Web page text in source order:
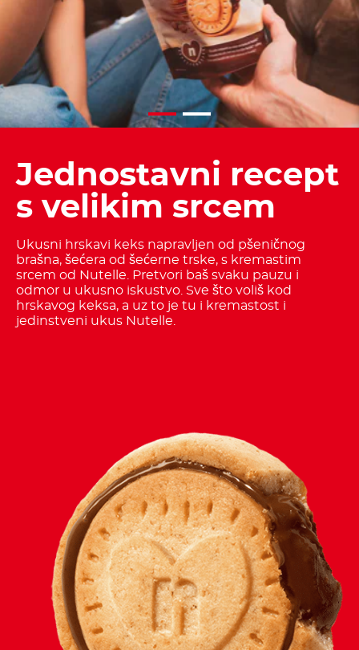
Jednostavni recept
s velikim srcem
Ukusni hrskavi keks napravljen od pšeničnog
brašna, šećera od šećerne trske, s kremastim
srcem od Nutelle. Pretvori baš svaku pauzu i
odmor u ukusno iskustvo. Sve što voliš kod
hrskavog keksa, a uz to je tu i kremastost i
jedinstveni ukus Nutelle.